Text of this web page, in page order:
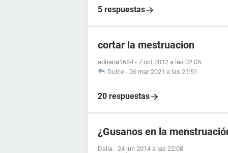
5 respuestas
cortar la mestruacion
adriana1684 - 7 oct 2012 a las 02:05
Dulce - 26 mar 2021 a las 21:51
20 respuestas
¿Gusanos en la
Dalia - 24 jun 2014 a las 22:08